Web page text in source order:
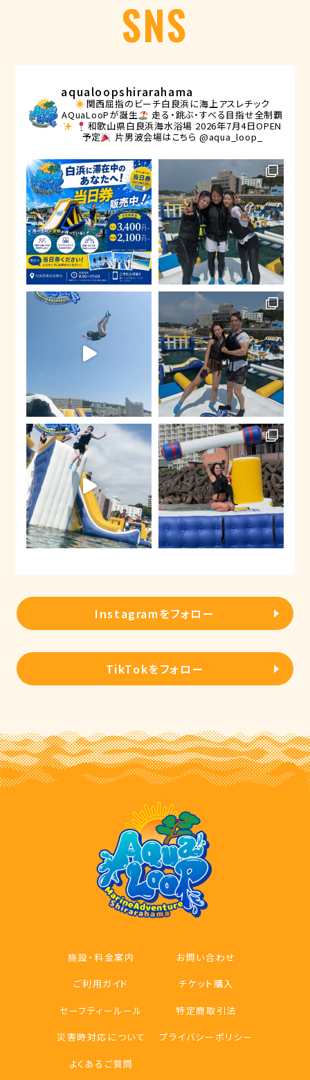
SNS
aqualoopshirarahama
関西屈指のビーチ白良浜に海上アスレチック
AQuaLooPが誕生
走る・跳ぶ・すべる目指せ全制覇
和歌山県白良浜海水浴場 2026年7月4日OPEN
予定
片男波会場はこちら @aqua_loop_
Instagramをフォロー
TikTokをフォロー
施設・料金案内
ご利用ガイド
セーフティールール
災害時対応について
よくあるご質問
お問い合わせ
チケット購入
特定商取引法
プライバシーポリシー